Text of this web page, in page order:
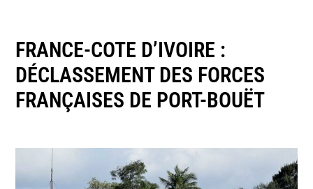
FRANCE-COTE D’IVOIRE :
DÉCLASSEMENT DES FORCES
FRANÇAISES DE PORT-BOUËT